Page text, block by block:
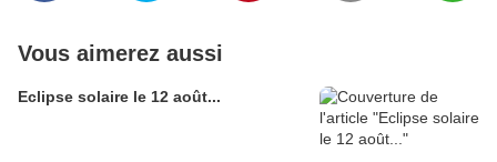
Vous aimerez aussi
Eclipse solaire le 12 août...